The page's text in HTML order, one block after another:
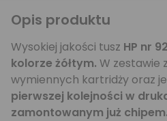
Opis produktu
Wysokiej jakości tusz HP nr
kolorze żółtym. W zestawie
wymiennych kartridży oraz
pierwszej kolejności w
zamontowanym już chipem.